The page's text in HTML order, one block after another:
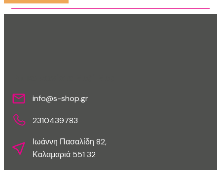
info@s-shop.gr
2310439783
Ιωάννη Πασαλίδη 82,
Καλαμαριά 551 32